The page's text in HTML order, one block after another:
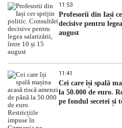
11:53
Profesorii din Iași
decisive pentru
august
11:41
Cei care își spală
la 50.000 de euro.
pe fondul secetei și